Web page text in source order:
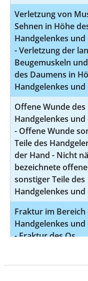
Verletzung von
Sehnen in Höhe
Handgelenkes
- Verletzung der
Beugemuskeln
des Daumens in
Handgelenkes
Offene Wunde des
Handgelenkes
- Offene Wunde
Teile des
der Hand - Nicht
bezeichnete
sonstiger Teile des
Handgelenkes
Fraktur im Bereich
Handgelenkes
- Fraktur des Os
Sonstige Arthrose